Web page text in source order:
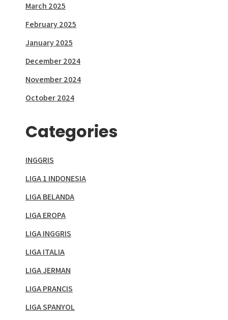
March 2025
February 2025
January 2025
December 2024
November 2024
October 2024
Categories
INGGRIS
LIGA 1 INDONESIA
LIGA BELANDA
LIGA EROPA
LIGA INGGRIS
LIGA ITALIA
LIGA JERMAN
LIGA PRANCIS
LIGA SPANYOL